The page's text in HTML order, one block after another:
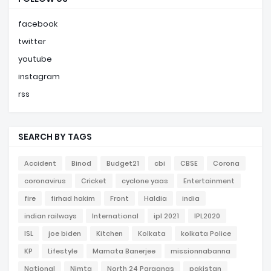
facebook
twitter
youtube
instagram
rss
SEARCH BY TAGS
Accident Binod Budget21 cbi CBSE
Corona
coronavirus
Cricket cyclone yaas
Entertainment
fire
firhad hakim Front Haldia
india
indian railways
International ipl 2021
IPL2020
ISL
joe biden Kitchen Kolkata
kolkata Police
KP
Lifestyle Mamata Banerjee
missionnabanna
National
Nimta North 24 Parganas pakistan